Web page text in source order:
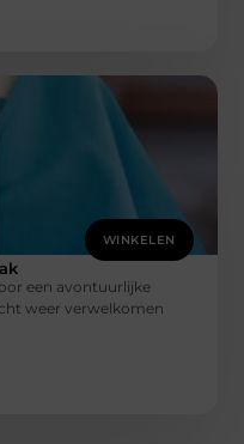
WINKELEN
een avontuurlijke
weer verwelkomen